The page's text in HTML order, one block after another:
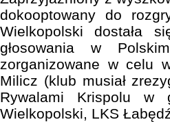
dokooptowany do
Wielkopolski dostała
głosowania w
zorganizowane w celu
Milicz (klub musiał
Rywalami Krispolu w
Wielkopolski, LKS